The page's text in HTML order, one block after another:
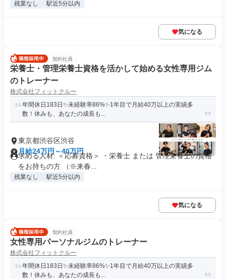
残業なし 駅近5分以内
気になる
契約社員
栄養士・管理栄養士資格を活かして始める女性専用ジム
のトレーナー
株式会社フィットクルー
年間休日183日✨未経験率86%✨1年目で月給40万以上の実績多
数！休みも、あなたの成長も...
東京都渋谷区渋谷
月給24万円～40万円
求める人材: ＜応募資格＞ ・栄養士 または 管理栄養士の資格
をお持ちの方 （※来春...
残業なし 駅近5分以内
気になる
契約社員
女性専用パーソナルジムのトレーナー
株式会社フィットクルー
年間休日183日✨未経験率86%✨1年目で月給40万以上の実績多
数！休みも、あなたの成長も...